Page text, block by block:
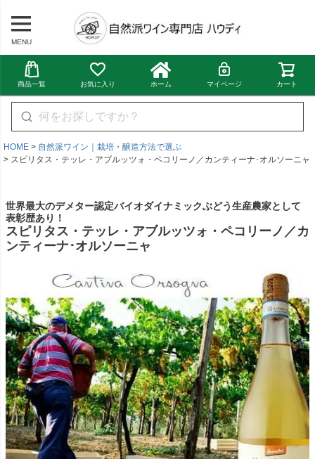
MENU
商品一覧 お気に入り ホーム マイページ カート
HOME
自然派ワイン｜栽培・醸造方法で選ぶ
スピリタス・テッレ・アブルッツォ・ペコリーノ／カンティーナ･オルソーニャ
世界最大のデメター認定バイオダイナミックぶどう生産農家として
表彰歴あり！
スピリタス・テッレ・アブルッツォ・ペコリーノ／カ
ンティーナ･オルソーニャ